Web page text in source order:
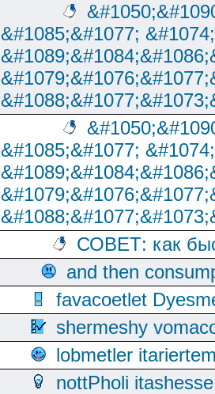
&#1085;&#1077;
&#1085;&#1077;
СОВЕТ: как
and then
favacoetlet
shermeshy
lobmetler
nottPholi